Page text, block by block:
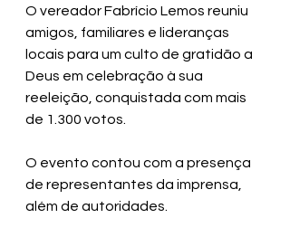
O vereador Fabrício Lemos reuniu
amigos, familiares e lideranças
locais para um culto de gratidão a
Deus em celebração à sua
reeleição, conquistada com mais
de 1.300 votos.
O evento contou com a presença
de representantes da imprensa,
além de autoridades.